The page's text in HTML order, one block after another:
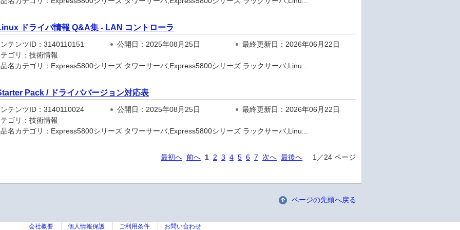
ドライバ情報 Q&A集 - LAN コントローラ
テンツID：3140110151 公開日：2025年08月25日
最終更新日：2026年06月22日
ゴリ：技術情報
名カテゴリ：Express5800シリーズ タワーサーバ,Express5800シリーズ ラックサーバ,Linu...
Pack / ドライババージョン対応表
テンツID：3140110024 公開日：2025年08月25日
最終更新日：2026年06月22日
ゴリ：技術情報
名カテゴリ：Express5800シリーズ タワーサーバ,Express5800シリーズ ラックサーバ,Linu...
最初へ 前へ 1 2 3 4 5 6 7 次へ 最後へ 1／24 ページ
ページの先頭へ戻る
会社概要 個人情報保護 ご利用条件 お問い合わせ